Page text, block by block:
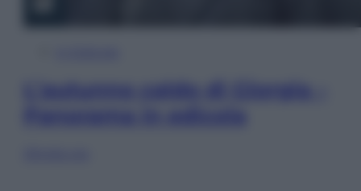
L’autunno caldo di Giorgia –